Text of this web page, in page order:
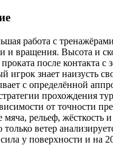
работа с
и вращения. Высота и
после контакта
игрок знает наизусть
c определённой
прохождения
от точности
рельеф, жёсткость
ветер
у поверхности и на